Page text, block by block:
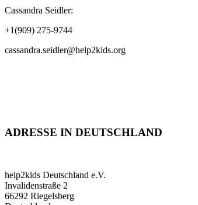
Cassandra Seidler:
+1(909) 275-9744
cassandra.seidler@help2kids.org
ADRESSE IN DEUTSCHLAND
help2kids Deutschland e.V.
Invalidenstraße 2
66292 Riegelsberg